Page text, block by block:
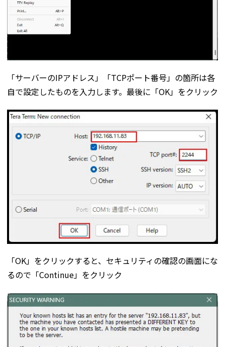
「サーバーのIPアドレス」「TCPポート番号」の箇所は各
自で設定したものを入力します。最後に「OK」をクリック
「OK」をクリックすると、セキュリティの確認の画面にな
るので「Continue」をクリック